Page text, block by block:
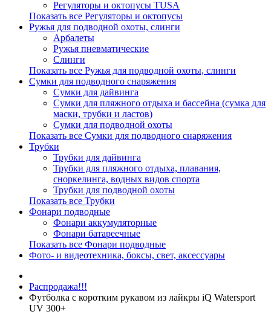
Регуляторы и октопусы TUSA
Показать все Регуляторы и октопусы
Ружья для подводной охоты, слинги
Арбалеты
Ружья пневматические
Слинги
Показать все Ружья для подводной охоты, слинги
Сумки для подводного снаряжения
Сумки для дайвинга
Сумки для пляжного отдыха и бассейна (сумка для
маски, трубки и ластов)
Сумки для подводной охоты
Показать все Сумки для подводного снаряжения
Трубки
Трубки для дайвинга
Трубки для пляжного отдыха, плавания,
сноркелинга, водных видов спорта
Трубки для подводной охоты
Показать все Трубки
Фонари подводные
Фонари аккумуляторные
Фонари батареечные
Показать все Фонари подводные
Фото- и видеотехника, боксы, свет, аксессуары
Распродажа!!!
Футболка с коротким рукавом из лайкры iQ Watersport
UV 300+